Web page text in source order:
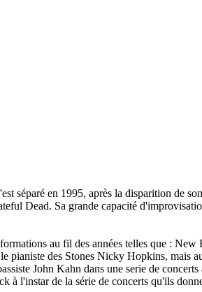
séparé en 1995, après la disparition de
Dead. Sa grande capacité
au fil des années telles que :
des Stones Nicky Hopkins, mais
John Kahn dans une serie de
l'instar de la série de concerts qu'ils